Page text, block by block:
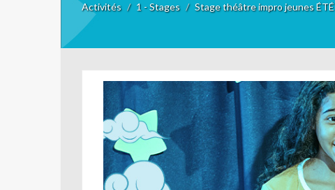
Activités 1 - Stages Stage théâtre impro jeunes ÉTÉ